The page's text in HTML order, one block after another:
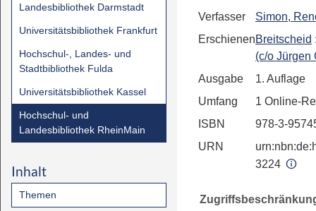
Landesbibliothek Darmstadt
Universitätsbibliothek Frankfurt
Hochschul-, Landes- und
Stadtbibliothek Fulda
Universitätsbibliothek Kassel
Hochschul- und
Landesbibliothek RheinMain
Inhalt
Themen
Verfasser
Simon,
ErschienenBreitscheid
(c/o Jürgen
Ausgabe
1. Auflage
Umfang
1 Online-
ISBN
978-3-
URN
3224